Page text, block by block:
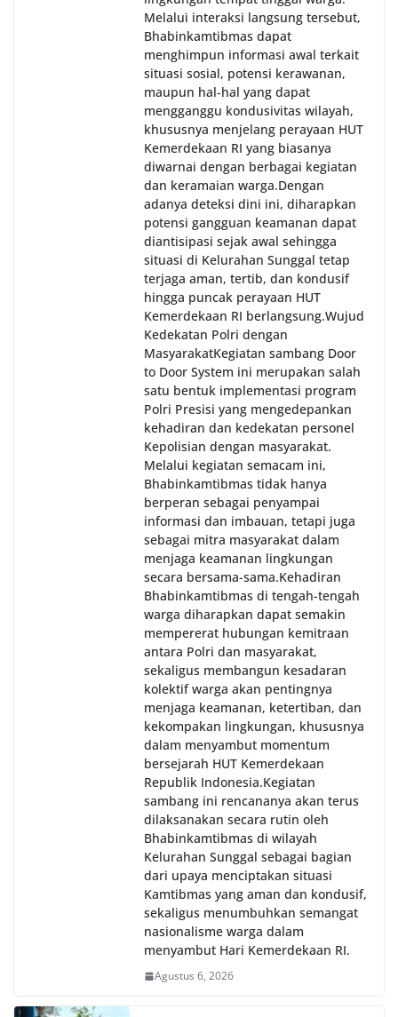
Melalui interaksi langsung tersebut,
Bhabinkamtibmas dapat
menghimpun informasi awal terkait
situasi sosial, potensi kerawanan,
maupun hal-hal yang dapat
mengganggu kondusivitas wilayah,
khususnya menjelang perayaan HUT
Kemerdekaan RI yang biasanya
diwarnai dengan berbagai kegiatan
dan keramaian warga.‎‎Dengan
adanya deteksi dini ini, diharapkan
potensi gangguan keamanan dapat
diantisipasi sejak awal sehingga
situasi di Kelurahan Sunggal tetap
terjaga aman, tertib, dan kondusif
hingga puncak perayaan HUT
Kemerdekaan RI berlangsung.‎‎Wujud
Kedekatan Polri dengan
Masyarakat‎Kegiatan sambang Door
to Door System ini merupakan salah
satu bentuk implementasi program
Polri Presisi yang mengedepankan
kehadiran dan kedekatan personel
Kepolisian dengan masyarakat.
Melalui kegiatan semacam ini,
Bhabinkamtibmas tidak hanya
berperan sebagai penyampai
informasi dan imbauan, tetapi juga
sebagai mitra masyarakat dalam
menjaga keamanan lingkungan
secara bersama-sama.‎‎Kehadiran
Bhabinkamtibmas di tengah-tengah
warga diharapkan dapat semakin
mempererat hubungan kemitraan
antara Polri dan masyarakat,
sekaligus membangun kesadaran
kolektif warga akan pentingnya
menjaga keamanan, ketertiban, dan
kekompakan lingkungan, khususnya
dalam menyambut momentum
bersejarah HUT Kemerdekaan
Republik Indonesia.‎Kegiatan
sambang ini rencananya akan terus
dilaksanakan secara rutin oleh
Bhabinkamtibmas di wilayah
Kelurahan Sunggal sebagai bagian
dari upaya menciptakan situasi
Kamtibmas yang aman dan kondusif,
sekaligus menumbuhkan semangat
nasionalisme warga dalam
menyambut Hari Kemerdekaan RI.
Agustus 6, 2026